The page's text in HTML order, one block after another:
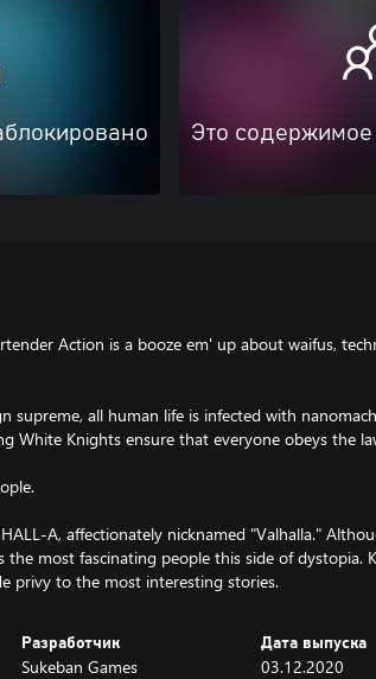
Это
Action is a booze em' up about waifus,
supreme, all human life is infected with
White Knights ensure that everyone obeys the
A, affectionately nicknamed "Valhalla."
most fascinating people this side of dystopia.
privy to the most interesting stories.
Разработчик
Sukeban Games
Дата выпуска
03.12.2020